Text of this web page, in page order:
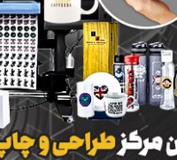
ابزاریراق آبگیرلوله ای فرش
فرش